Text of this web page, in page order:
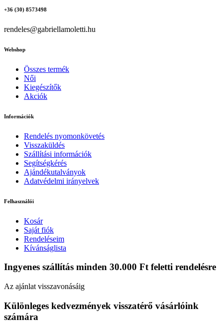
+36 (30) 8573498
rendeles@gabriellamoletti.hu
Webshop
Összes termék
Női
Kiegészítők
Akciók
Információk
Rendelés nyomonkövetés
Visszaküldés
Szállítási információk
Segítségkérés
Ajándékutalványok
Adatvédelmi irányelvek
Felhasználói
Kosár
Saját fiók
Rendeléseim
Kívánságlista
Ingyenes szállítás minden 30.000 Ft feletti rendelésre
Az ajánlat visszavonásáig
Különleges kedvezmények visszatérő vásárlóink
számára